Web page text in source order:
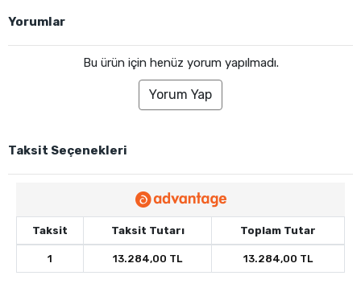
Yorumlar
Bu ürün için henüz yorum yapılmadı.
Yorum Yap
Taksit Seçenekleri
Taksit Taksit Tutarı Toplam Tutar
1 13.284,00 TL 13.284,00 TL